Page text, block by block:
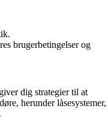
brugerbetingelser og
dig strategier til at
herunder låsesystemer,